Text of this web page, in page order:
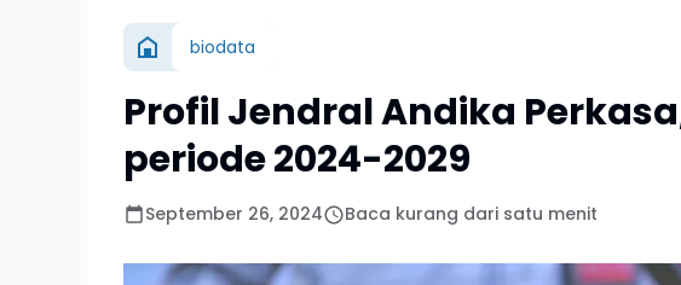
biodata
Profil Jendral Andika
periode 2024-2029
September 26, 2024 Baca kurang dari satu menit